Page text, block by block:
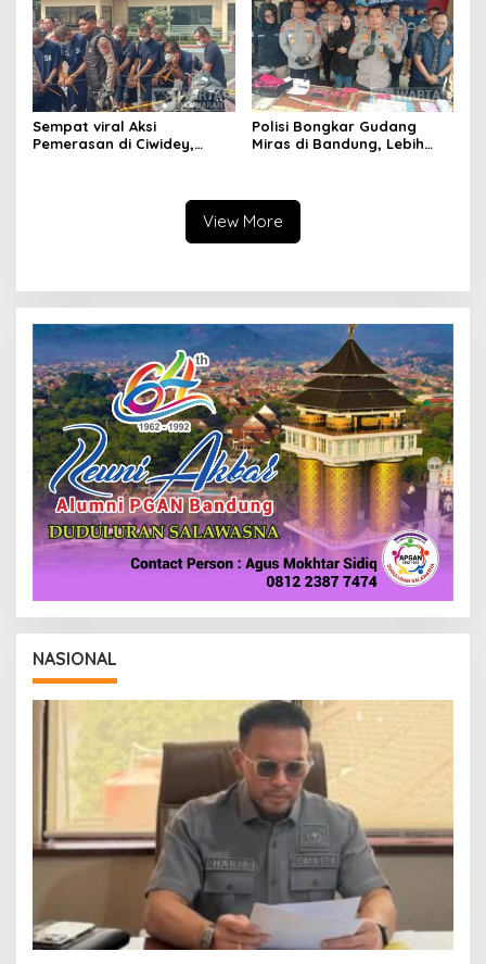
Sempat viral Aksi
Pemerasan di Ciwidey,
Polisi Bongkar Gudang
Miras di Bandung, Lebih
View More
NASIONAL